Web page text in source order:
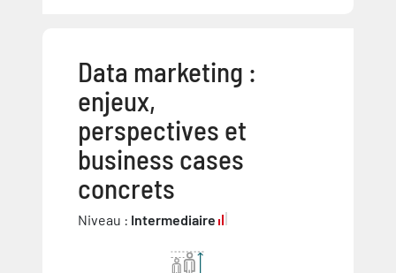
Data marketing :
enjeux,
perspectives et
business cases
concrets
Niveau : Intermediaire